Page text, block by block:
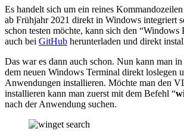
Es handelt sich um ein reines
ab Frühjahr 2021 direkt in Windows integriert
schon testen möchte, kann sich den “Windows
auch bei GitHub herunterladen und direkt
Das war es dann auch schon. Nun kann man
dem neuen Windows Terminal direkt loslegen
Anwendungen installieren. Möchte man den
installieren kann man zuerst mit dem Befehl “
nach der Anwendung suchen.